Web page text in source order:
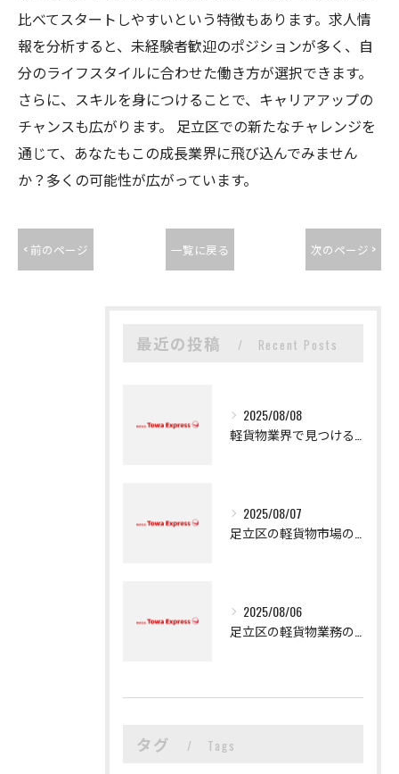
比べてスタートしやすいという特徴もあります。求人情
報を分析すると、未経験者歓迎のポジションが多く、自
分のライフスタイルに合わせた働き方が選択できます。
さらに、スキルを身につけることで、キャリアアップの
チャンスも広がります。 足立区での新たなチャレンジを
通じて、あなたもこの成長業界に飛び込んでみません
か？多くの可能性が広がっています。
< 前のページ 一覧に戻る 次のページ >
最近の投稿 Recent Posts
2025/08/08
2025/08/07
2025/08/06
タグ Tags